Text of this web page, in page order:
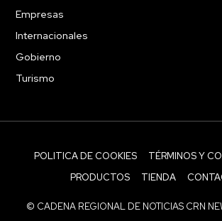
Empresas
Internacionales
Gobierno
Turismo
POLITICA DE COOKIES
TÉRMINOS Y
PRODUCTOS
TIENDA
© CADENA REGIONAL DE NOTICIAS CRN